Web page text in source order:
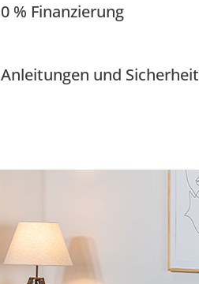
0 % Finanzierung
Anleitungen und Sicherheit